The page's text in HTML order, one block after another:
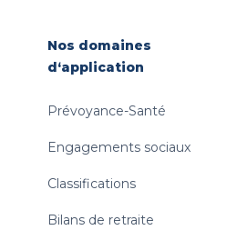
Nos domaines
d‘application
Prévoyance-Santé
Engagements sociaux
Classifications
Bilans de retraite